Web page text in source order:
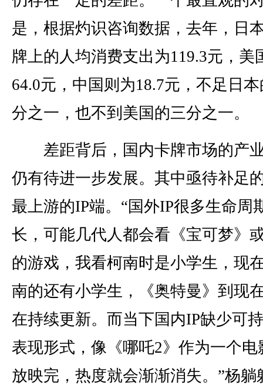
是，根据灼识咨询数据，去年，日
牌上的人均消费支出为119.3元，美
64.0元，中国则为18.7元，不足日
分之一，也不到美国的三分之一。
差距背后，国内卡牌市场的产
仍有待进一步发展。其中亟待补足
最上游的IP端。“国外IP很多生命周
长，可能几代人都会看《宝可梦》
的游戏，我看柯南时是小学生，现
南的还有小学生，《奥特曼》到现
在持续更新。而当下国内IP缺少可
表现形式，像《哪吒2》作为一个电
放映完，热度就会渐渐消失。”杨躺